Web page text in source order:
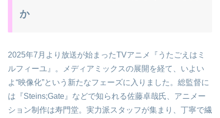
か
2025年7月より放送が始まったTVアニメ『うたごえはミ
ルフィーユ』。メディアミックスの展開を経て、いよい
よ“映像化”という新たなフェーズに入りました。総監督に
は『Steins;Gate』などで知られる佐藤卓哉氏、アニメー
ション制作は寿門堂。実力派スタッフが集まり、丁寧で繊